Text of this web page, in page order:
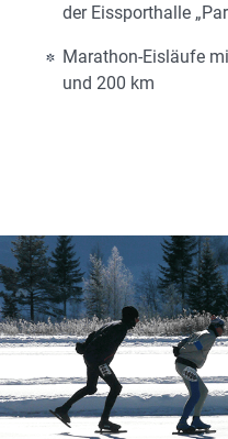
der Eissporthalle
Marathon-Eisläufe
und 200 km